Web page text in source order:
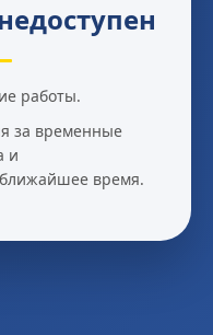
работы.
за временные
и
время.